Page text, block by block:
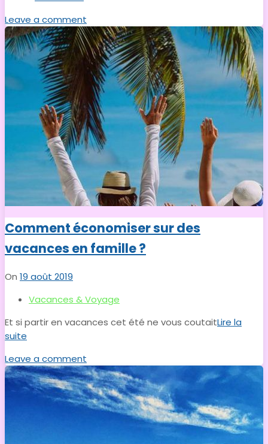
Leave a comment
Comment économiser sur des
vacances en famille ?
On 19 août 2019
Vacances & Voyage
Et si partir en vacances cet été ne vous coutaitLire la
suite
Leave a comment